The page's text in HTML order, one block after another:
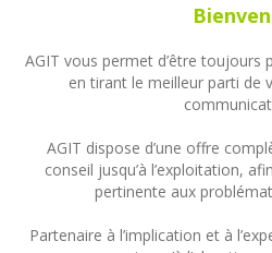
AGIT vous permet d’être toujours
en tirant le meilleur parti de
AGIT dispose d’une offre
conseil jusqu’à l’exploitation,
pertinente aux
Partenaire à l’implication et à